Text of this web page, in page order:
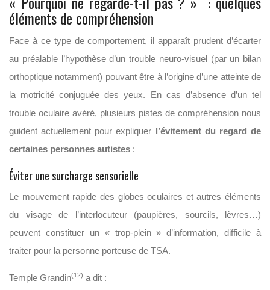
éléments de compréhension
Face à ce type de comportement, il apparaît prudent d’écarter
au préalable l’hypothèse d’un trouble neuro-visuel (par un bilan
orthoptique notamment) pouvant être à l’origine d’une atteinte de
la motricité conjuguée des yeux. En cas d’absence d’un tel
trouble oculaire avéré, plusieurs pistes de compréhension nous
guident actuellement pour expliquer l’évitement du regard de
certaines personnes autistes :
Éviter une surcharge sensorielle
Le mouvement rapide des globes oculaires et autres éléments
du visage de l’interlocuteur (paupières, sourcils, lèvres…)
peuvent constituer un « trop-plein » d’information, difficile à
traiter pour la personne porteuse de TSA.
Temple Grandin(12) a dit :